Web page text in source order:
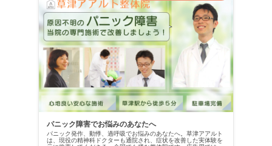
パニック障害でお悩みのあなたへ
パニック発作、動悸、過呼吸でお悩みのあなたへ。草津アアルト
は、現役の精神科ドクターも通院され、症状を改善した実体験を